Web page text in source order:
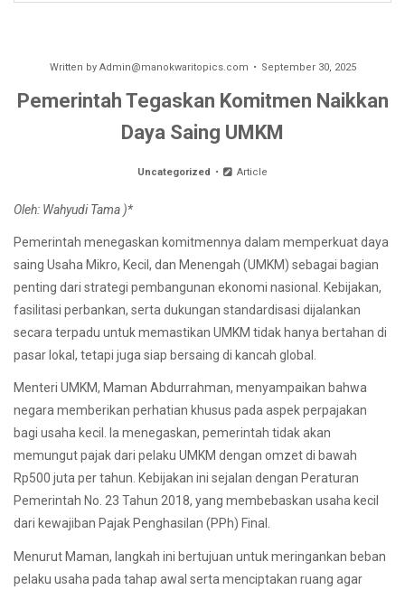
Written by Admin@manokwaritopics.com September 30, 2025
Pemerintah Tegaskan Komitmen Naikkan
Daya Saing UMKM
Uncategorized Article
Oleh: Wahyudi Tama )*
Pemerintah menegaskan komitmennya dalam memperkuat daya
saing Usaha Mikro, Kecil, dan Menengah (UMKM) sebagai bagian
penting dari strategi pembangunan ekonomi nasional. Kebijakan,
fasilitasi perbankan, serta dukungan standardisasi dijalankan
secara terpadu untuk memastikan UMKM tidak hanya bertahan di
pasar lokal, tetapi juga siap bersaing di kancah global.
Menteri UMKM, Maman Abdurrahman, menyampaikan bahwa
negara memberikan perhatian khusus pada aspek perpajakan
bagi usaha kecil. Ia menegaskan, pemerintah tidak akan
memungut pajak dari pelaku UMKM dengan omzet di bawah
Rp500 juta per tahun. Kebijakan ini sejalan dengan Peraturan
Pemerintah No. 23 Tahun 2018, yang membebaskan usaha kecil
dari kewajiban Pajak Penghasilan (PPh) Final.
Menurut Maman, langkah ini bertujuan untuk meringankan beban
pelaku usaha pada tahap awal serta menciptakan ruang agar